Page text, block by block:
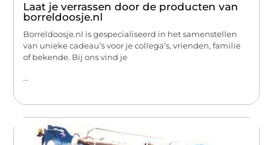
Laat je verrassen door de producten van
borreldoosje.nl
Borreldoosje.nl is gespecialiseerd in het samenstellen
van unieke cadeau’s voor je collega’s, vrienden, familie
of bekende. Bij ons vind je
...